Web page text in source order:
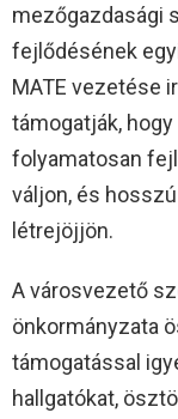
mezőgazdasági
fejlődésének
MATE vezetése
támogatják,
folyamatosan
váljon, és
létrejöjjön.
A városvezető
önkormányzata
támogatással
hallgatókat,